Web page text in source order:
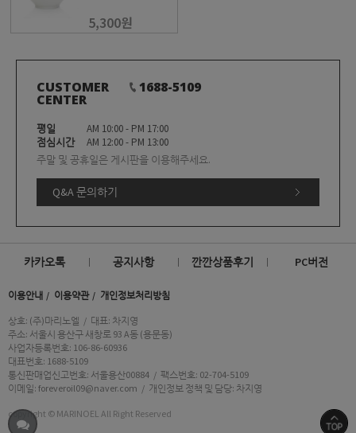
5,300원
CUSTOMER
CENTER
1688-5109
평일
AM 10:00 - PM 17:00
점심시간
AM 12:00 - PM 13:00
주말 및 공휴일은 게시판을 이용해주세요.
Q&A 문의하기
카카오톡 공지사항 깐깐상품후기 PC버전
이용안내 이용약관 개인정보처리방침
상호: (주)마리노엘 / 대표: 차지영
주소: 서울시 용산구 새창로 93 A동 (용문동)
사업자등록번호: 106-86-60936
대표번호: 1688-5109
통신판매업신고번호: 서울용산00884 / 팩스번호: 02-704-5109
이메일: foreveroil09@naver.com / 개인정보 정책 및 담당: 차지영
copyright © MARINOEL All Right Reserved